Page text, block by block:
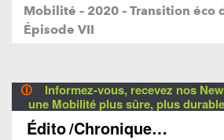
Mobilité – 2020 – Transition éco
Épisode VII
🛈
Informez-vous, recevez nos
une Mobilité plus sûre, plus
Édito/Chronique…